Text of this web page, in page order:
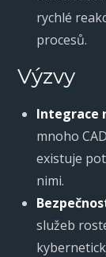
rychlé
procesů.
Výzvy
Integrace
mnoho
existuje
nimi.
služeb